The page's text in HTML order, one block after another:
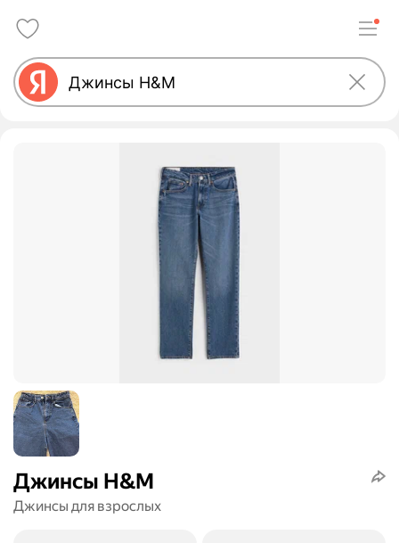
Джинсы H&M
Джинсы для взрослых